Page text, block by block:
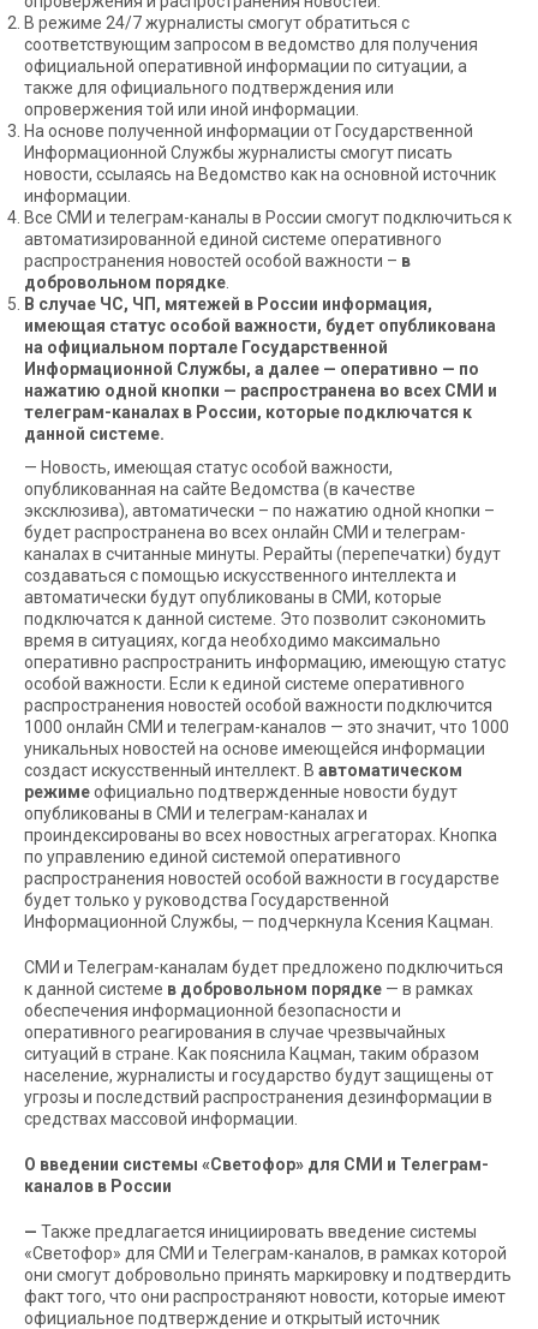
В режиме 24/7 журналисты смогут обратиться с
соответствующим запросом в ведомство для получения
официальной оперативной информации по ситуации, а
также для официального подтверждения или
опровержения той или иной информации.
На основе полученной информации от Государственной
Информационной Службы журналисты смогут писать
новости, ссылаясь на Ведомство как на основной источник
информации.
Все СМИ и телеграм-каналы в России смогут подключиться к
автоматизированной единой системе оперативного
распространения новостей особой важности – в
добровольном порядке
В случае ЧС, ЧП, мятежей в России информация,
имеющая статус особой важности, будет опубликована
на официальном портале Государственной
Информационной Службы, а далее — оперативно — по
нажатию одной кнопки — распространена во всех СМИ и
телеграм-каналах в России, которые подключатся к
данной системе.
— Новость, имеющая статус особой важности,
опубликованная на сайте Ведомства (в качестве
эксклюзива), автоматически – по нажатию одной кнопки –
будет распространена во всех онлайн СМИ и телеграм-
каналах в считанные минуты. Рерайты (перепечатки) будут
создаваться с помощью искусственного интеллекта и
автоматически будут опубликованы в СМИ, которые
подключатся к данной системе. Это позволит сэкономить
время в ситуациях, когда необходимо максимально
оперативно распространить информацию, имеющую статус
особой важности. Если к единой системе оперативного
распространения новостей особой важности подключится
1000 онлайн СМИ и телеграм-каналов — это значит, что 1000
уникальных новостей на основе имеющейся информации
создаст искусственный интеллект. В автоматическом
режимеофициально подтвержденные новости будут
опубликованы в СМИ и телеграм-каналах и
проиндексированы во всех новостных агрегаторах. Кнопка
по управлению единой системой оперативного
распространения новостей особой важности в государстве
будет только у руководства Государственной
Информационной Службы, — подчеркнула Ксения Кацман.
СМИ и Телеграм-каналам будет предложено подключиться
к данной системе в добровольном порядке — в рамках
обеспечения информационной безопасности и
оперативного реагирования в случае чрезвычайных
ситуаций в стране. Как пояснила Кацман, таким образом
население, журналисты и государство будут защищены от
угрозы и последствий распространения дезинформации в
средствах массовой информации.
О введении системы «Светофор» для СМИ и Телеграм-
каналов в России
— Также предлагается инициировать введение системы
«Светофор» для СМИ и Телеграм-каналов, в рамках которой
они смогут добровольно принять маркировку и подтвердить
факт того, что они распространяют новости, которые имеют
официальное подтверждение и открытый источник